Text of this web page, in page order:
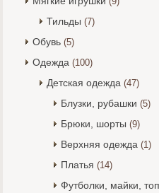
Тильды (7)
Обувь (5)
Одежда (100)
Детская одежда (47)
Блузки, рубашки (5)
Брюки, шорты (9)
Верхняя одежда (1)
Платья (14)
Футболки, майки,